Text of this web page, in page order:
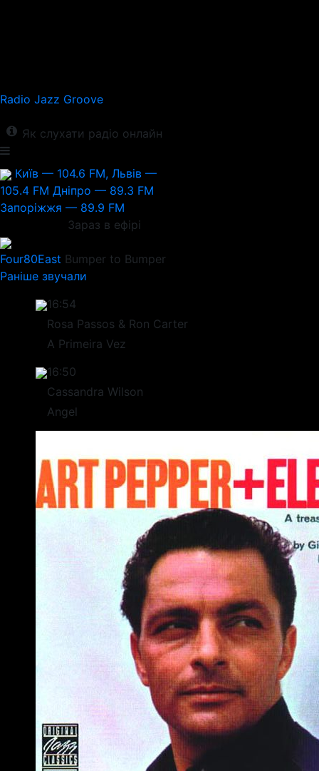
Radio Jazz Groove
Як слухати радіо онлайн
Київ — 104.6 FM, Львів —
105.4 FM Дніпро — 89.3 FM
Запоріжжя — 89.9 FM
Зараз в ефірі
Four80East Bumper to Bumper
Раніше звучали
16:54
Rosa Passos & Ron Carter
A Primeira Vez
16:50
Cassandra Wilson
Angel